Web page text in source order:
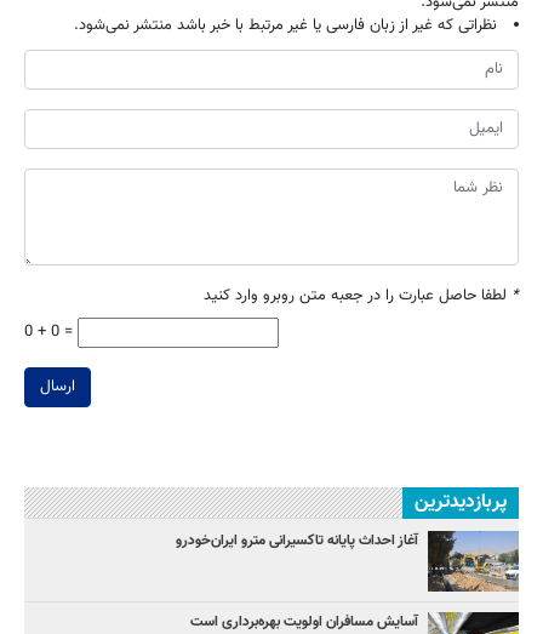
نظراتی که غیر از زبان فارسی یا غیر مرتبط با خبر باشد منتشر نمی‌شود.
* لطفا حاصل عبارت را در جعبه متن روبرو وارد کنید
0 + 0 =
ارسال
پربازدیدترین
آغاز احداث پایانه تاکسیرانی مترو ایران‌خودرو
آسایش مسافران اولویت بهره‌برداری است